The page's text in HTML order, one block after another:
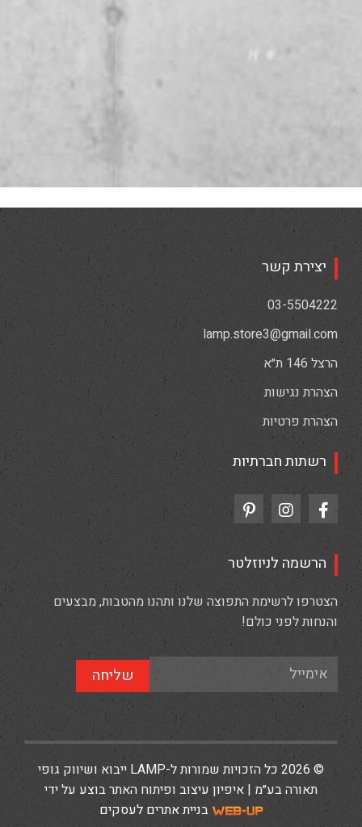
יצירת קשר
03-5504222
lamp.store3@gmail.com
הרצל 146 ת״א
הצהרת נגישות
הצהרת פרטיות
רשתות חברתיות
הרשמה לניוזלטר
הצטרפו לרשימת התפוצה שלנו ותהנו מהטבות, מבצעים
והנחות לפני כולם!
שליחה
© 2026 כל הזכויות שמורות ל-LAMP ייבוא ושיווק גופי
תאורה בע״מ | איפיון עיצוב ופיתוח האתר בוצע על ידי
בניית אתרים לעסקים